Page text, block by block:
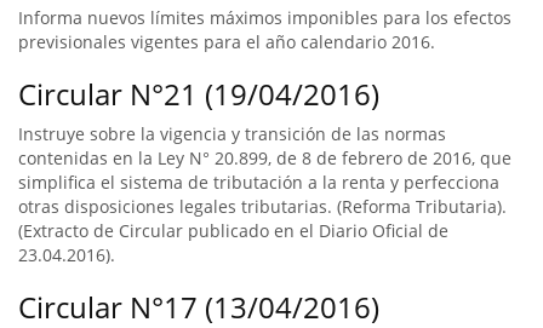
Informa nuevos límites máximos imponibles para los efectos
previsionales vigentes para el año calendario 2016.
Circular N°21 (19/04/2016)
Instruye sobre la vigencia y transición de las normas
contenidas en la Ley N° 20.899, de 8 de febrero de 2016, que
simplifica el sistema de tributación a la renta y perfecciona
otras disposiciones legales tributarias. (Reforma Tributaria).
(Extracto de Circular publicado en el Diario Oficial de
23.04.2016).
Circular N°17 (13/04/2016)